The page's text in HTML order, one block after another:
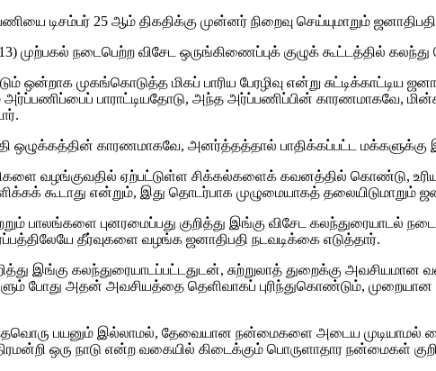
டிசம்பர் 25 ஆம் திகதிக்கு முன்னர் நிறைவு செய்யுமாறும் ஜனாதிபதி
முற்பகல் நடைபெற்ற விசேட ஒருங்கிணைப்புக் குழுக் கூட்டத்தில்
ஒன்றாக முகங்கொடுத்த மிகப் பாரிய பேரழிவு என்று
அர்ப்பணிப்பைப் பாராட்டியதோடு, அந்த அர்ப்பணிப்பின் காரணமாகவே,
ஒழுக்கத்தின் காரணமாகவே, அனர்த்தத்தால் பாதிக்கப்பட்ட மக்களுக்கு
வழங்குவதில் ஏற்பட்டுள்ள சிக்கல்களைக் கவனத்தில் கொண்டு,
கூடாது என்றும், இது தொடர்பாக முழுமையாகத் தலையிடுமாறும்
பாலங்களை புனரமைப்பது குறித்து இங்கு விசேட கலந்துரையாடல்
தீர்வுகளை வழங்க ஜனாதிபதி நடவடிக்கை எடுத்தார்.
இங்கு கலந்துரையாடப்பட்டதுடன், சுற்றுலாத் துறைக்கு
போது அதன் அவசியத்தை தெளிவாகப் புரிந்துகொண்டும்,
பயனும் இல்லாமல், தேவையான நன்மைகளை அடைய முடியாமல்
ஒரு நாடு என்ற வகையில் கிடைக்கும் பொருளாதார நன்மைகள்